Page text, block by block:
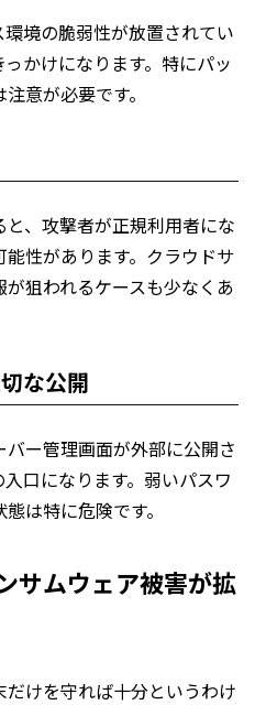
境の脆弱性が放置されてい
かけになります。特にパッ
意が必要です。
、攻撃者が正規利用者にな
性があります。クラウドサ
狙われるケースも少なくあ
な公開
ー管理画面が外部に公開さ
口になります。弱いパスワ
は特に危険です。
サムウェア被害が拡
けを守れば十分というわけ